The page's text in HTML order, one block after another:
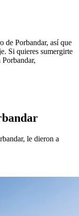
de Porbandar, así que
Si quieres sumergirte
le dieron a